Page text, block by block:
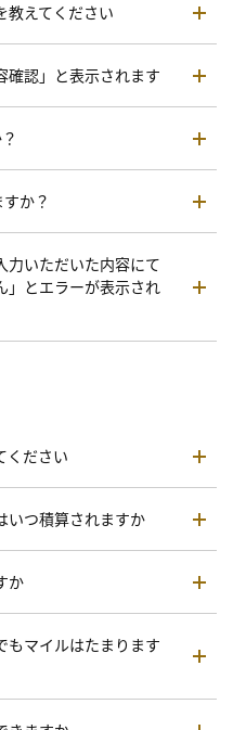
教えてください
確認」と表示されます
か？
力いただいた内容にて
」とエラーが表示され
ください
いつ積算されますか
か
もマイルはたまります